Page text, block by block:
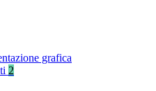
grafica
2